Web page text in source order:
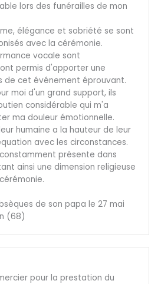
lors des funérailles de mon
élégance et sobriété se sont
avec la cérémonie.
vocale sont
permis d'apporter une
de cet événement éprouvant.
moi d'un grand support, ils
considérable qui m'a
ma douleur émotionnelle.
humaine a la hauteur de leur
avec les circonstances.
présente dans
ainsi une dimension religieuse
de son papa le 27 mai
(68)
pour la prestation du